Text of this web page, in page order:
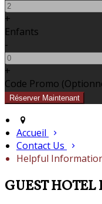
+
Enfants
-
+
Code Promo (
Accueil
Contact Us
Helpful
GUEST